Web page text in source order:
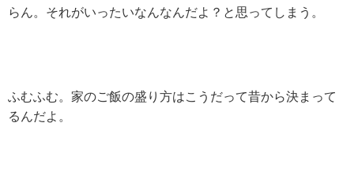
らん。それがいったいなんなんだよ？と思ってしまう。
ふむふむ。家のご飯の盛り方はこうだって昔から決まって
るんだよ。